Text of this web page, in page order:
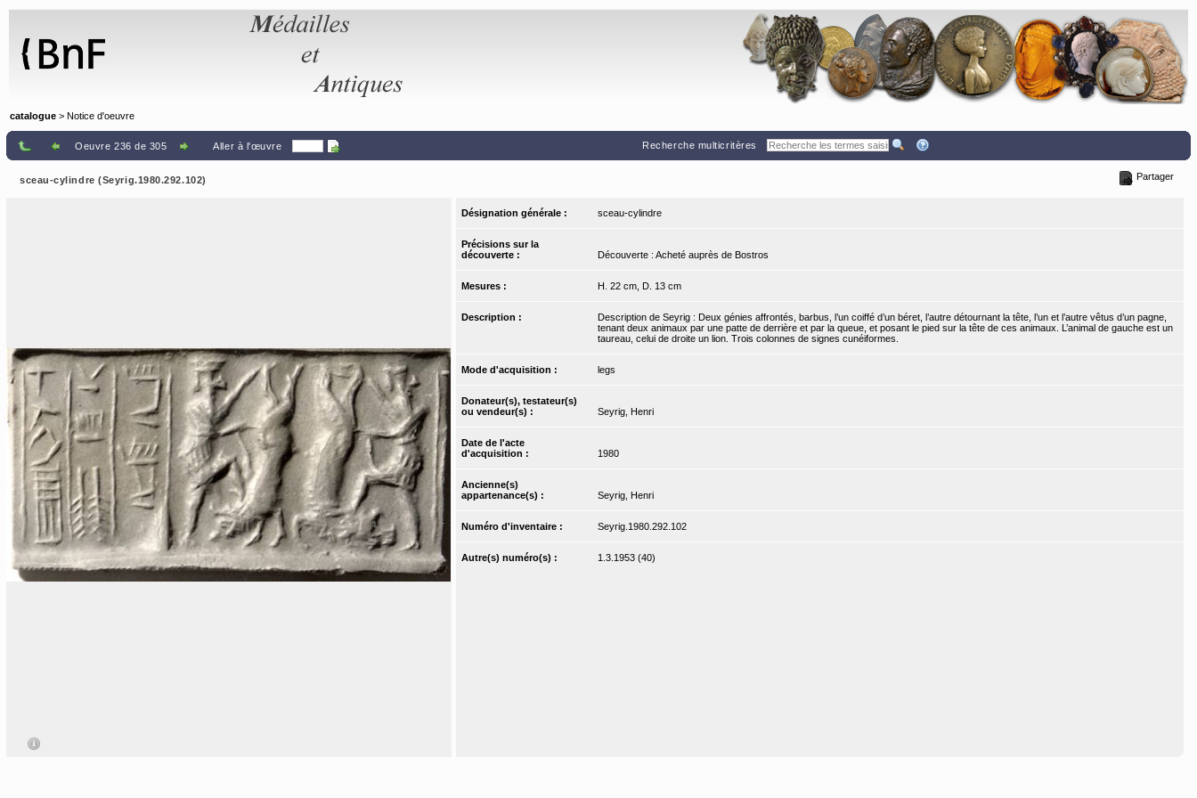
catalogue > Notice d'oeuvre
Oeuvre 236 de 305 Aller à l'œuvre Recherche multicritères
sceau-cylindre (Seyrig.1980.292.102) Partager
Désignation générale : sceau-cylindre
Précisions sur la
découverte :
Découverte : Acheté auprès de Bostros
Mesures : H. 22 cm, D. 13 cm
Description :
Description de Seyrig : Deux génies affrontés, barbus, l’un coiffé d’un béret, l’autre détournant la tête, l’un et l’autre vêtus d’un pagne,
tenant deux animaux par une patte de derrière et par la queue, et posant le pied sur la tête de ces animaux. L’animal de gauche est un
taureau, celui de droite un lion. Trois colonnes de signes cunéiformes.
Mode d'acquisition : legs
Donateur(s), testateur(s)
ou vendeur(s) :
Seyrig, Henri
Date de l'acte
d'acquisition :
1980
Ancienne(s)
appartenance(s) :
Seyrig, Henri
Numéro d'inventaire : Seyrig.1980.292.102
Autre(s) numéro(s) : 1.3.1953 (40)